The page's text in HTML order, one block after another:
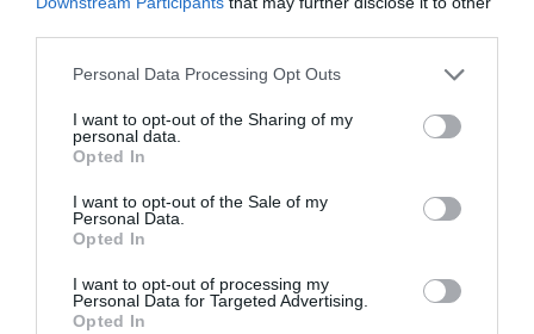
Please note that this website/app uses one or more Google
not limited to your visit or usage behaviour. You may click to
grant or deny consent to Google and its third-party tags to
use your data for below specified purposes in below Google
consent section.
Personal Data Processing Opt Outs
I want to opt-out of the Sharing of my
personal data.
Opted In
I want to opt-out of the Sale of my
Personal Data.
Opted In
I want to opt-out of processing my
Personal Data for Targeted Advertising.
Opted In
αυτό τη δική του οργανωμένη παραλία και ακολουθούν ο
Χαλκολιμνιώνας και οι Αποθήκες.
περίπτωση), υπάρχει ο Ζόρκος με άγρια ομορφιά, το Βιτάλι με
μοναδικά νερά ή τα Άχλα, από τις πιο εντυπωσιακές παραλίες,
με ποτάμι που εκβάλλει στη θάλασσα. Το Συνετί για όσους δεν
φοβούνται το κύμα και το πολυφωτογραφημένο «Της Γριάς το